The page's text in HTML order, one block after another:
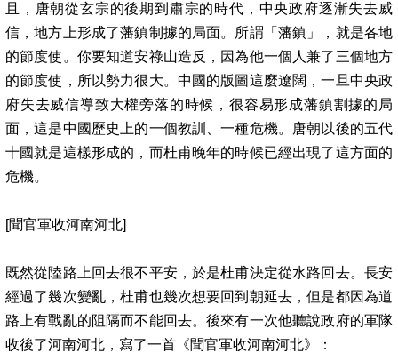
且，唐朝從玄宗的後期到肅宗的時代，中央政府逐漸失去威
信，地方上形成了藩鎮制據的局面。所謂「藩鎮」，就是各地
的節度使。你要知道安祿山造反，因為他一個人兼了三個地方
的節度使，所以勢力很大。中國的版圖這麼遼闊，一旦中央政
府失去威信導致大權旁落的時候，很容易形成藩鎮割據的局
面，這是中國歷史上的一個教訓、一種危機。唐朝以後的五代
十國就是這樣形成的，而杜甫晚年的時候已經出現了這方面的
危機。
[聞官軍收河南河北]
既然從陸路上回去很不平安，於是杜甫決定從水路回去。長安
經過了幾次變亂，杜甫也幾次想要回到朝延去，但是都因為道
路上有戰亂的阻隔而不能回去。後來有一次他聽說政府的軍隊
收後了河南河北，寫了一首《聞官軍收河南河北》：